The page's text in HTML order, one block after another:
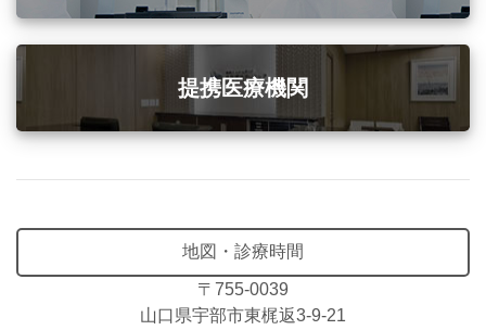
提携医療機関
地図・診療時間
〒755-0039
山口県宇部市東梶返3-9-21